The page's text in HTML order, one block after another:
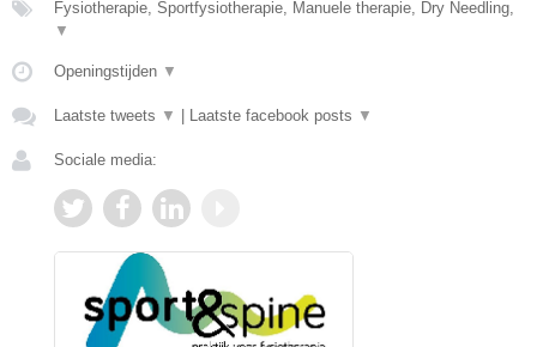
Fysiotherapie, Sportfysiotherapie, Manuele therapie, Dry Needling,
▼
Openingstijden ▼
Laatste tweets ▼ | Laatste facebook posts ▼
Sociale media: